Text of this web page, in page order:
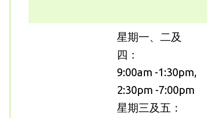
星期一、二及
四：
9:00am -1:30pm,
2:30pm -7:00pm
星期三及五：